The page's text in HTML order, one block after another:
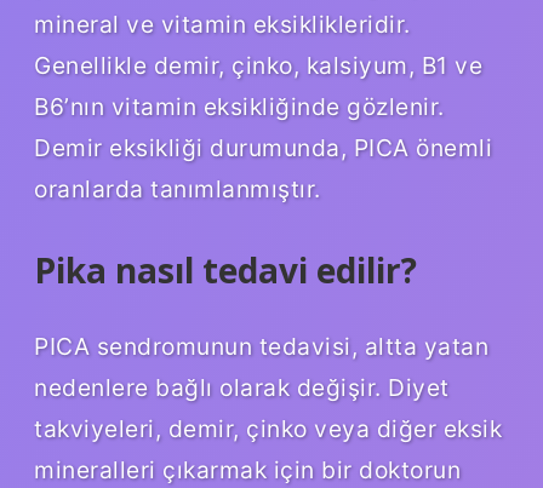
mineral ve vitamin eksiklikleridir.
Genellikle demir, çinko, kalsiyum, B1 ve
B6’nın vitamin eksikliğinde gözlenir.
Demir eksikliği durumunda, PICA önemli
oranlarda tanımlanmıştır.
Pika nasıl tedavi edilir?
PICA sendromunun tedavisi, altta yatan
nedenlere bağlı olarak değişir. Diyet
takviyeleri, demir, çinko veya diğer eksik
mineralleri çıkarmak için bir doktorun